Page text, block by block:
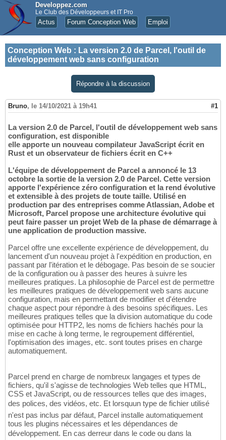
Developpez.com
Le Club des Développeurs et IT Pro
Actus Forum Conception Web Emploi
Conception Web : La version 2.0 de Parcel, l'outil de
développement web sans configuration
Répondre à la discussion
Bruno, le 14/10/2021 à 19h41 #1
La version 2.0 de Parcel, l'outil de développement web sans
configuration, est disponible
elle apporte un nouveau compilateur JavaScript écrit en
Rust et un observateur de fichiers écrit en C++
L'équipe de développement de Parcel a annoncé le 13
octobre la sortie de la version 2.0 de Parcel. Cette version
apporte l'expérience zéro configuration et la rend évolutive
et extensible à des projets de toute taille. Utilisé en
production par des entreprises comme Atlassian, Adobe et
Microsoft, Parcel propose une architecture évolutive qui
peut faire passer un projet Web de la phase de démarrage à
une application de production massive.
Parcel offre une excellente expérience de développement, du
lancement d'un nouveau projet à l'expédition en production, en
passant par l'itération et le débogage. Pas besoin de se soucier
de la configuration ou à passer des heures à suivre les
meilleures pratiques. La philosophie de Parcel est de permettre
les meilleures pratiques de développement web sans aucune
configuration, mais en permettant de modifier et d'étendre
chaque aspect pour répondre à des besoins spécifiques. Les
meilleures pratiques telles que la division automatique du code
optimisée pour HTTP2, les noms de fichiers hachés pour la
mise en cache à long terme, le regroupement différentiel,
l'optimisation des images, etc. sont toutes prises en charge
automatiquement.
Parcel prend en charge de nombreux langages et types de
fichiers, qu'il s'agisse de technologies Web telles que HTML,
CSS et JavaScript, ou de ressources telles que des images,
des polices, des vidéos, etc. Et lorsquun type de fichier utilisé
n'est pas inclus par défaut, Parcel installe automatiquement
tous les plugins nécessaires et les dépendances de
développement. En cas derreur dans le code ou dans la